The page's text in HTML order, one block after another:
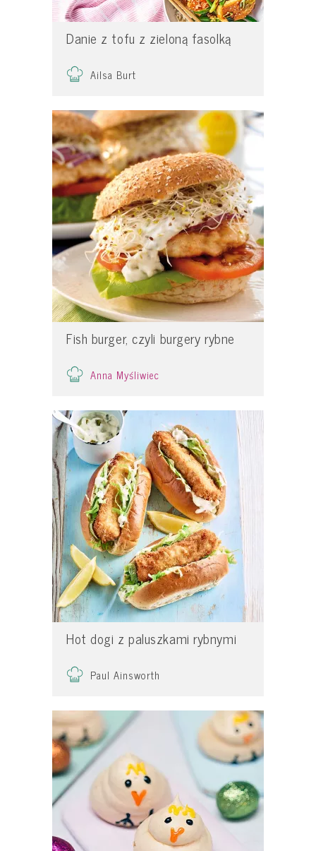
Danie z tofu z zieloną fasolką
Ailsa Burt
Fish burger, czyli burgery rybne
Anna Myśliwiec
Hot dogi z paluszkami rybnymi
Paul Ainsworth